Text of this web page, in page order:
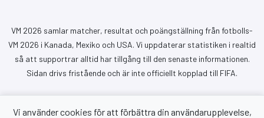
Vi använder cookies för att förbättra din användarupplevelse,
VM 2026 samlar matcher, resultat och poängställning från fotbolls-
VM 2026 i Kanada, Mexiko och USA. Vi uppdaterar statistiken i realtid
så att supportrar alltid har tillgång till den senaste informationen.
Sidan drivs fristående och är inte officiellt kopplad till FIFA.